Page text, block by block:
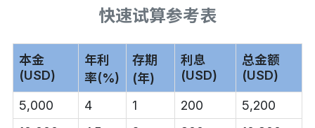
快速试算参考表
本金
(USD)
年利
率(%)
存期
(年)
利息
(USD)
总金额
(USD)
5,000 4 1 200
5,200